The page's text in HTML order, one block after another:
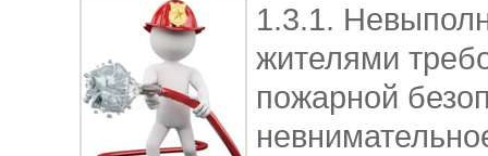
1.3.1.
жителями
пожарной